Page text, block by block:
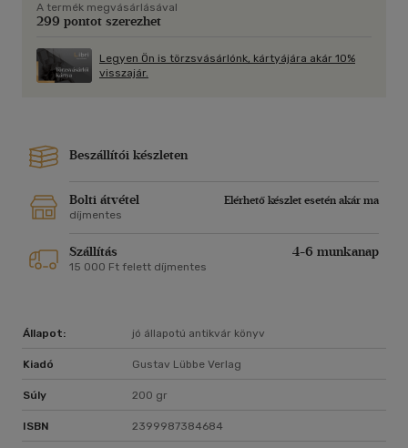
A termék megvásárlásával
299 pontot szerezhet
Legyen Ön is törzsvásárlónk, kártyájára akár 10%
visszajár.
Beszállítói készleten
Bolti átvétel
Elérhető készlet esetén akár ma
díjmentes
Szállítás 4-6 munkanap
15 000 Ft felett díjmentes
Állapot: jó állapotú antikvár könyv
Kiadó Gustav Lübbe Verlag
Súly 200 gr
ISBN 2399987384684